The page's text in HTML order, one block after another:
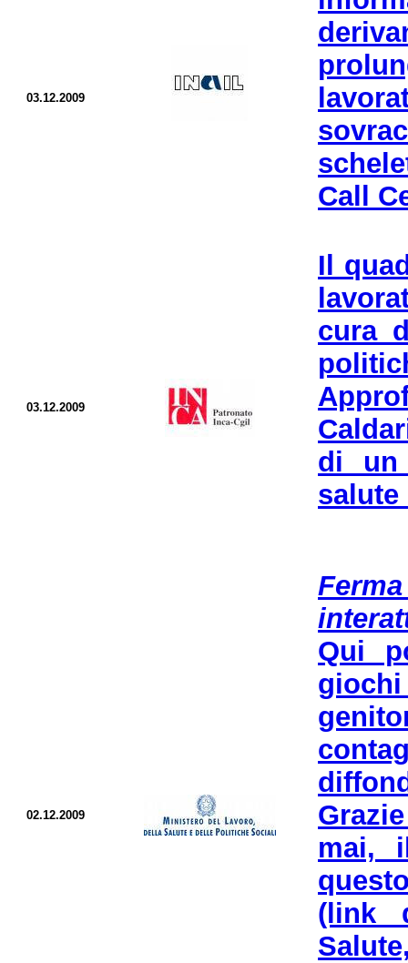
03.12.2009
Call
03.12.2009
Il
cura
di un
salute
02.12.2009
Qui
mai,
(link